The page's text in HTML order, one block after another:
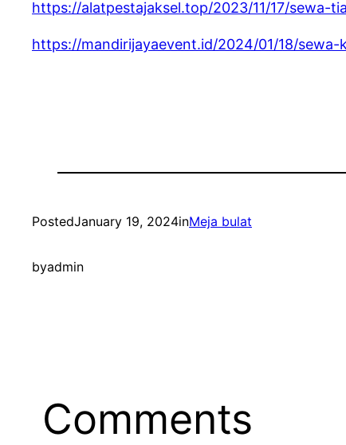
https://alatpestajaksel.top/2023/11/17/sewa-
https://mandirijayaevent.id/2024/01/18/
PostedJanuary 19, 2024inMeja bulat
byadmin
Comments